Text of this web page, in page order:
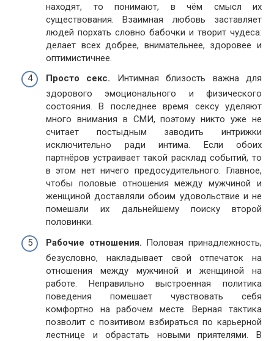
находят, то понимают, в чём смысл их
существования. Взаимная любовь заставляет
людей порхать словно бабочки и творит чудеса:
делает всех добрее, внимательнее, здоровее и
оптимистичнее.
Просто секс. Интимная близость важна для
здорового эмоционального и физического
состояния. В последнее время сексу уделяют
много внимания в СМИ, поэтому никто уже не
считает постыдным заводить интрижки
исключительно ради интима. Если обоих
партнёров устраивает такой расклад событий, то
в этом нет ничего предосудительного. Главное,
чтобы половые отношения между мужчиной и
женщиной доставляли обоим удовольствие и не
помешали их дальнейшему поиску второй
половинки.
Рабочие отношения. Половая принадлежность,
безусловно, накладывает свой отпечаток на
отношения между мужчиной и женщиной на
работе. Неправильно выстроенная политика
поведения помешает чувствовать себя
комфортно на рабочем месте. Верная тактика
позволит с позитивом взбираться по карьерной
лестнице и обрастать новыми приятелями. В